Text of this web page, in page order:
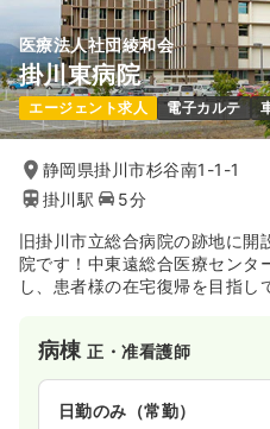
医療法人社団綾和会
掛川東病院
エージェント求人 電子カルテ
静岡県掛川市杉谷南1-1-1
掛川駅
5分
旧掛川市立総合病院の跡地に
院です！中東遠総合医療センタ
し、患者様の在宅復帰を目指し
病棟正・准看護師
日勤のみ（常勤）